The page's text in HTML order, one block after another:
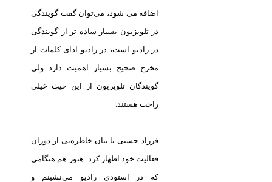
اضافه می شود، می‌توان گفت گویندگی
در تلویزیون بسیار ساده تر از گویندگی
در رادیو است، در رادیو ادای کلمات از
مخرج صحیح بسیار اهمیت دارد ولی
گویندگان تلویزیون از این حیث خیلی
راحت هستند.
فرزاد حسنی با بیان خاطره‌یی از دوران
فعالیت خود اظهار كرد: هنوز هم هنگامی
كه در استودی رادیو می‌نشینم و